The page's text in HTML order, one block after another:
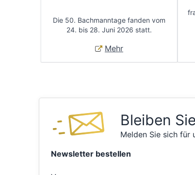
Die 50. Bachmanntage fanden vom
24. bis 28. Juni 2026 statt.
Mehr
Bleiben
Melden Sie sich für